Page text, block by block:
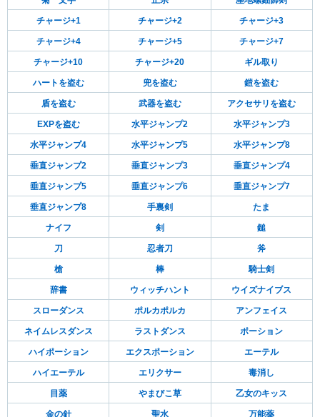
チャージ+1 チャージ+2 チャージ+3
チャージ+4 チャージ+5 チャージ+7
チャージ+10 チャージ+20 ギル取り
ハートを盗む 兜を盗む 鎧を盗む
盾を盗む 武器を盗む アクセサリを盗む
EXPを盗む 水平ジャンプ2 水平ジャンプ3
水平ジャンプ4 水平ジャンプ5 水平ジャンプ8
垂直ジャンプ2 垂直ジャンプ3 垂直ジャンプ4
垂直ジャンプ5 垂直ジャンプ6 垂直ジャンプ7
垂直ジャンプ8 手裏剣 たま
ナイフ 剣 鎚
刀 忍者刀 斧
槍 棒 騎士剣
辞書 ウィッチハント ウイズナイブス
スローダンス ポルカポルカ アンフェイス
ネイムレスダンス ラストダンス ポーション
ハイポーション エクスポーション エーテル
ハイエーテル エリクサー 毒消し
目薬 やまびこ草 乙女のキッス
金の針 聖水 万能薬